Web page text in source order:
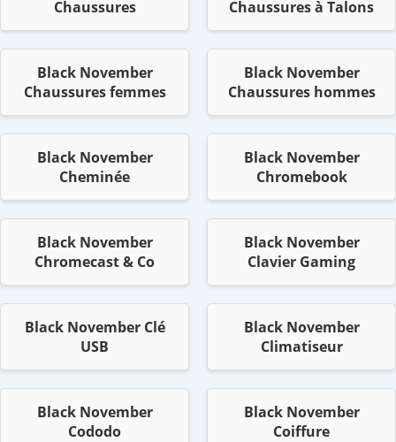
Chaussures
Chaussures à Talons
Black November
Chaussures femmes
Black November
Chaussures hommes
Black November
Cheminée
Black November
Chromebook
Black November
Chromecast & Co
Black November
Clavier Gaming
Black November Clé
USB
Black November
Climatiseur
Black November
Cododo
Black November
Coiffure